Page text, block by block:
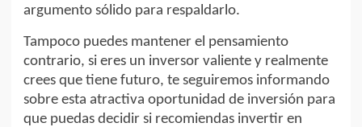
argumento sólido para respaldarlo.
Tampoco puedes mantener el pensamiento
contrario, si eres un inversor valiente y realmente
crees que tiene futuro, te seguiremos informando
sobre esta atractiva oportunidad de inversión para
que puedas decidir si recomiendas invertir en